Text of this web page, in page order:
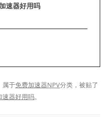
速器好用吗
属于免费加速器NPV分类，被贴了
器好用吗。